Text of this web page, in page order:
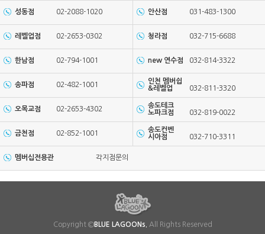
성동점 02-2088-1020
레벨업점 02-2653-0302
한남점 02-794-1001
송파점 02-482-1001
오목교점 02-2653-4302
금천점 02-852-1001
안산점 031-483-1300
청라점 032-715-6688
new 연수점 032-814-3322
인천 멤버쉽
&레벨업
032-811-3320
송도테크
노파크점
032-819-0022
송도컨벤
시아점
032-710-3311
멤버십전용관 각지점문의
Copyright ©BLUE LAGOONs. All Rights Reserved